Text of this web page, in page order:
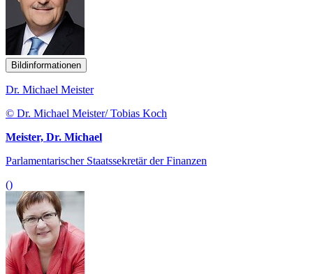
Bildinformationen
Dr. Michael Meister
© Dr. Michael Meister/ Tobias Koch
Meister, Dr. Michael
Parlamentarischer Staatssekretär der Finanzen
()